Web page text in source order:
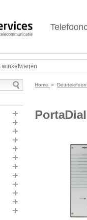
winkelwagen
Home »